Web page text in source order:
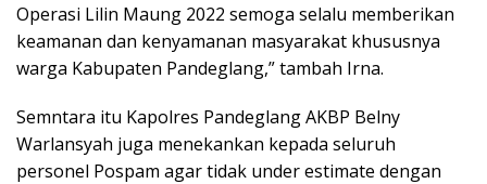
Operasi Lilin Maung 2022 semoga selalu memberikan
keamanan dan kenyamanan masyarakat khususnya
warga Kabupaten Pandeglang,” tambah Irna.
Semntara itu Kapolres Pandeglang AKBP Belny
Warlansyah juga menekankan kepada seluruh
personel Pospam agar tidak under estimate dengan